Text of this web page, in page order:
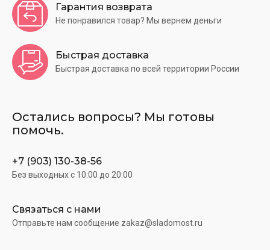
Гарантия возврата
Не понравился товар? Мы вернем деньги
Быстрая доставка
Быстрая доставка по всей территории России
Остались вопросы? Мы готовы
помочь.
+7 (903) 130-38-56
Без выходных c 10:00 до 20:00
Связаться с нами
Отправьте нам сообщение zakaz@sladomost.ru